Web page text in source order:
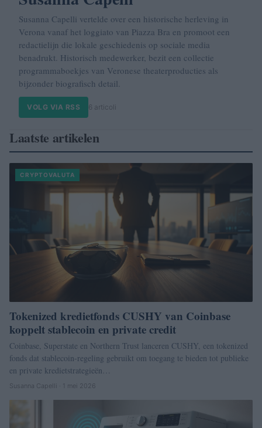
Susanna Capelli vertelde over een historische herleving in
Verona vanaf het loggiato van Piazza Bra en promoot een
redactielijn die lokale geschiedenis op sociale media
benadrukt. Historisch medewerker, bezit een collectie
programmaboekjes van Veronese theaterproducties als
bijzonder biografisch detail.
VOLG VIA RSS 6 articoli
Laatste artikelen
CRYPTOVALUTA
Tokenized kredietfonds CUSHY van Coinbase
koppelt stablecoin en private credit
Coinbase, Superstate en Northern Trust lanceren CUSHY, een tokenized
fonds dat stablecoin-regeling gebruikt om toegang te bieden tot publieke
en private kredietstrategieën…
Susanna Capelli · 1 mei 2026